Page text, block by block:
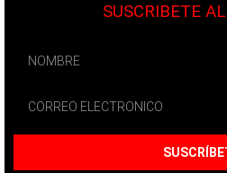
SUSCRIBETE